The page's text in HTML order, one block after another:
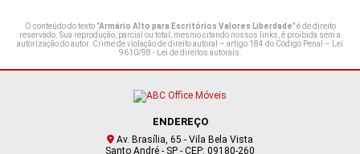
O conteúdo do texto "Armário Alto para Escritórios Valores Liberdade" é de direito
reservado. Sua reprodução, parcial ou total, mesmo citando nossos links, é proibida sem a
autorização do autor. Crime de violação de direito autoral – artigo 184 do Código Penal – Lei
9610/98 - Lei de direitos autorais.
ENDEREÇO
Av. Brasília, 65 - Vila Bela Vista
Santo André - SP - CEP: 09180-260